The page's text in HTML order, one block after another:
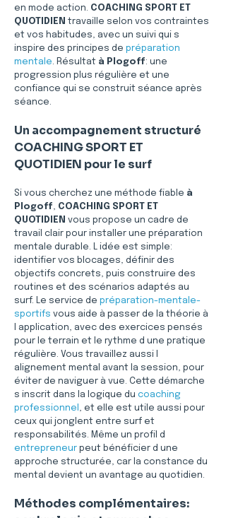
en mode action. COACHING SPORT ET
QUOTIDIEN travaille selon vos contraintes
et vos habitudes, avec un suivi qui s
inspire des principes de préparation
mentale. Résultat à Plogoff: une
progression plus régulière et une
confiance qui se construit séance après
séance.
Un accompagnement structuré
COACHING SPORT ET
QUOTIDIEN pour le surf
Si vous cherchez une méthode fiable à
Plogoff, COACHING SPORT ET
QUOTIDIEN vous propose un cadre de
travail clair pour installer une préparation
mentale durable. L idée est simple:
identifier vos blocages, définir des
objectifs concrets, puis construire des
routines et des scénarios adaptés au
surf. Le service de préparation-mentale-
sportifs vous aide à passer de la théorie à
l application, avec des exercices pensés
pour le terrain et le rythme d une pratique
régulière. Vous travaillez aussi l
alignement mental avant la session, pour
éviter de naviguer à vue. Cette démarche
s inscrit dans la logique du coaching
professionnel , et elle est utile aussi pour
ceux qui jonglent entre surf et
responsabilités. Même un profil d
entrepreneur peut bénéficier d une
approche structurée, car la constance du
mental devient un avantage au quotidien.
Méthodes complémentaires: